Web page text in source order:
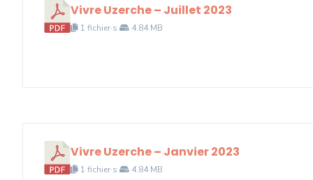
Vivre Uzerche – Juillet 2023
1 fichier·s 4.84 MB
Vivre Uzerche – Janvier 2023
1 fichier·s 4.84 MB